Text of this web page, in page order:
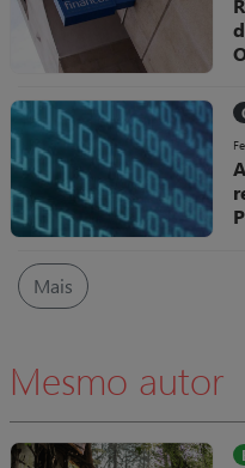
Mais
Mesmo autor